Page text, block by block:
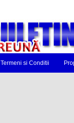
Termeni si Conditii